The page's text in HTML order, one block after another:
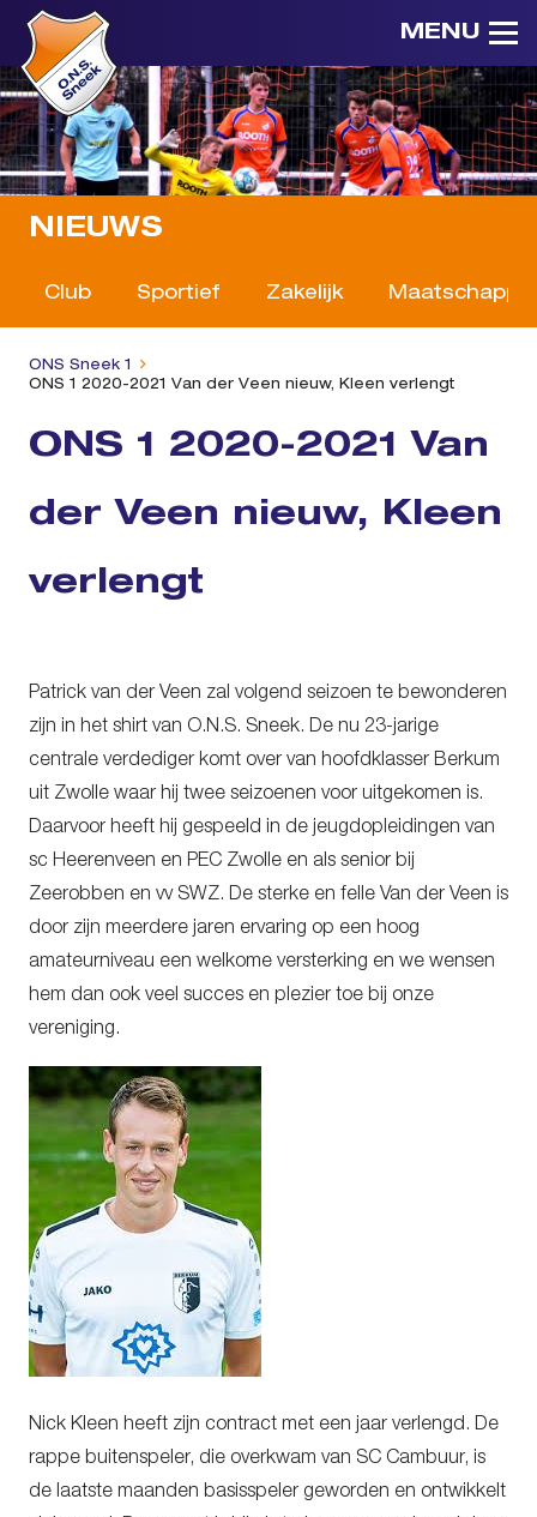
MENU
NIEUWS
Club Sportief Zakelijk
ONS Sneek 1
ONS 1 2020-2021 Van der Veen nieuw, Kleen verlengt
ONS 1 2020-2021 Van
der Veen nieuw, Kleen
verlengt
Patrick van der Veen zal volgend seizoen te bewonderen
zijn in het shirt van O.N.S. Sneek. De nu 23-jarige
centrale verdediger komt over van hoofdklasser Berkum
uit Zwolle waar hij twee seizoenen voor uitgekomen is.
Daarvoor heeft hij gespeeld in de jeugdopleidingen van
sc Heerenveen en PEC Zwolle en als senior bij
Zeerobben en vv SWZ. De sterke en felle Van der Veen is
door zijn meerdere jaren ervaring op een hoog
amateurniveau een welkome versterking en we wensen
hem dan ook veel succes en plezier toe bij onze
vereniging.
Nick Kleen heeft zijn contract met een jaar verlengd. De
rappe buitenspeler, die overkwam van SC Cambuur, is
de laatste maanden basisspeler geworden en ontwikkelt